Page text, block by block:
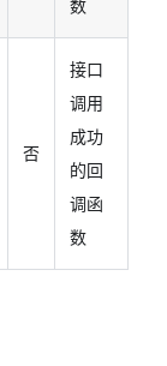
数
否
接口
调用
成功
的回
调函
数